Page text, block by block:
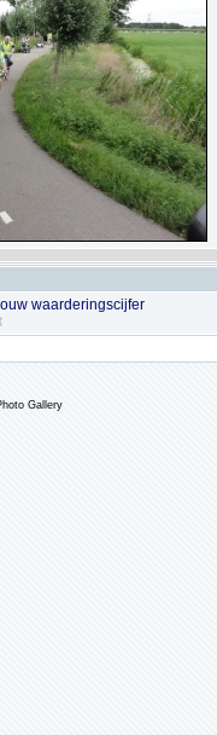
waarderingscijfer
Gallery